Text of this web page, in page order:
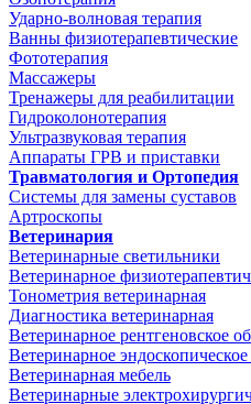
Ударно-волновая терапия
Ванны физиотерапевтические
Фототерапия
Массажеры
Тренажеры для реабилитации
Гидроколонотерапия
Ультразвуковая терапия
Аппараты ГРВ и приставки
Травматология и Ортопедия
Системы для замены суставов
Артроскопы
Ветеринария
Ветеринарные светильники
Ветеринарное
Тонометрия ветеринарная
Диагностика ветеринарная
Ветеринарное рентгеновское
Ветеринарное
Ветеринарная мебель
Ветеринарные